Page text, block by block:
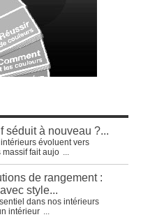
séduit à nouveau ?...
évoluent vers
fait aujo
de rangement :
style...
dans nos intérieurs
intérieur